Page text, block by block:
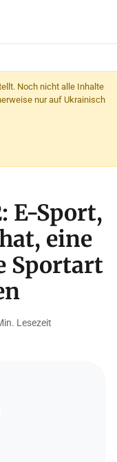
Noch nicht alle Inhalte
nur auf Ukrainisch
E-Sport,
eine
Sportart
Lesezeit